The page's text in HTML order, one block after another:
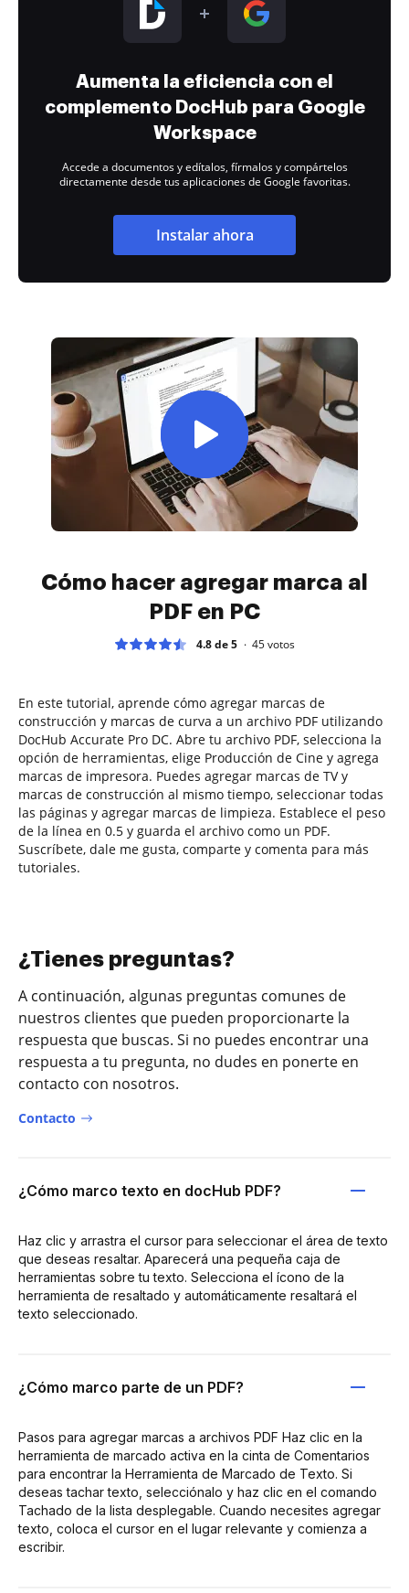
Aumenta la eficiencia con el
complemento DocHub para Google
Workspace
Accede a documentos y edítalos, fírmalos y compártelos
directamente desde tus aplicaciones de Google favoritas.
Instalar ahora
Cómo hacer agregar marca al
PDF en PC
4.8 de 5 45votos
En este tutorial, aprende cómo agregar marcas de
construcción y marcas de curva a un archivo PDF utilizando
DocHub Accurate Pro DC. Abre tu archivo PDF, selecciona la
opción de herramientas, elige Producción de Cine y agrega
marcas de impresora. Puedes agregar marcas de TV y
marcas de construcción al mismo tiempo, seleccionar todas
las páginas y agregar marcas de limpieza. Establece el peso
de la línea en 0.5 y guarda el archivo como un PDF.
Suscríbete, dale me gusta, comparte y comenta para más
tutoriales.
¿Tienes preguntas?
A continuación, algunas preguntas comunes de
nuestros clientes que pueden proporcionarte la
respuesta que buscas. Si no puedes encontrar una
respuesta a tu pregunta, no dudes en ponerte en
contacto con nosotros.
Contacto
¿Cómo marco texto en docHub PDF?
Haz clic y arrastra el cursor para seleccionar el área de texto
que deseas resaltar. Aparecerá una pequeña caja de
herramientas sobre tu texto. Selecciona el ícono de la
herramienta de resaltado y automáticamente resaltará el
texto seleccionado.
¿Cómo marco parte de un PDF?
Pasos para agregar marcas a archivos PDF Haz clic en la
herramienta de marcado activa en la cinta de Comentarios
para encontrar la Herramienta de Marcado de Texto. Si
deseas tachar texto, selecciónalo y haz clic en el comando
Tachado de la lista desplegable. Cuando necesites agregar
texto, coloca el cursor en el lugar relevante y comienza a
escribir.